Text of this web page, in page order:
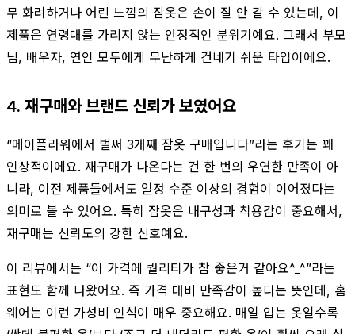
무 화려하거나 어린 느낌의 잠옷은 손이 잘 안 갈 수 있는데, 이
제품은 연령대를 가리지 않는 안정적인 분위기예요. 그래서 부모
님, 배우자, 연인 모두에게 무난하게 건네기 쉬운 타입이에요.
4. 재구매와 브랜드 신뢰가 보였어요
“메이플라워에서 벌써 3개째 잠옷 구매입니다”라는 후기는 꽤
인상적이에요. 재구매가 나온다는 건 한 번의 우연한 만족이 아
니라, 이전 제품들에서도 일정 수준 이상의 경험이 이어졌다는
의미로 볼 수 있어요. 특히 잠옷은 내구성과 착용감이 중요해서,
재구매는 신뢰도의 강한 신호예요.
이 리뷰에서는 “이 가격에 퀄리티가 참 좋은거 같아요^_^”라는
표현도 함께 나왔어요. 즉 가격 대비 만족감이 높다는 뜻인데, 홈
웨어는 이런 가성비 인식이 매우 중요해요. 매일 입는 옷일수록